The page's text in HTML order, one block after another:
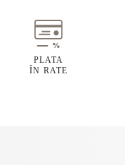
PLATA
ÎN RATE